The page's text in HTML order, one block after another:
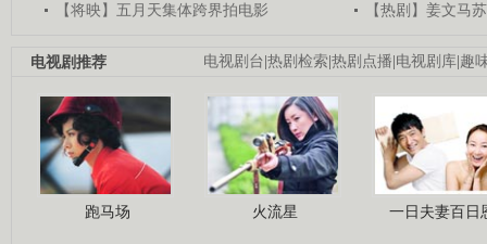
【将映】五月天集体跨界拍电影
【热剧】姜文马
电视剧台 热剧检索 热剧点播 电视剧库 趣
电视剧推荐
跑马场 火流星 一日夫妻百日